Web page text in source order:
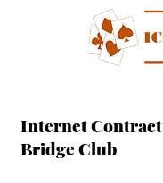
Internet Contract
Bridge Club